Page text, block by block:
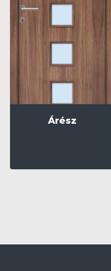
Árész